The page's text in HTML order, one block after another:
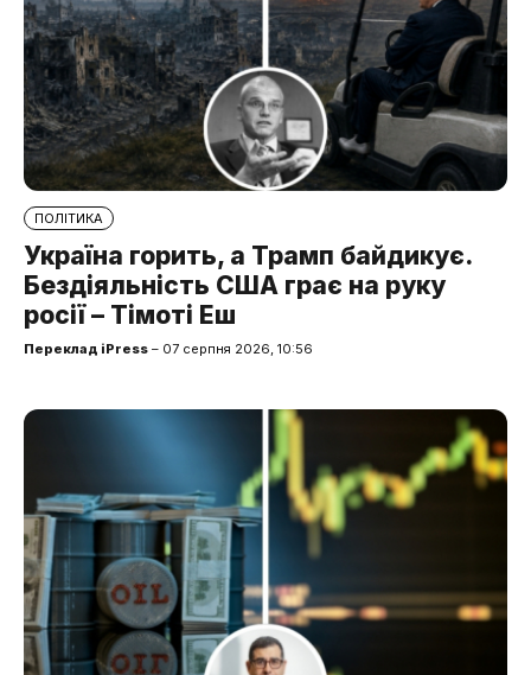
ПОЛІТИКА
Україна горить, а Трамп байдикує.
Бездіяльність США грає на руку
росії – Тімоті Еш
Переклад iPress – 07 серпня 2026, 10:56